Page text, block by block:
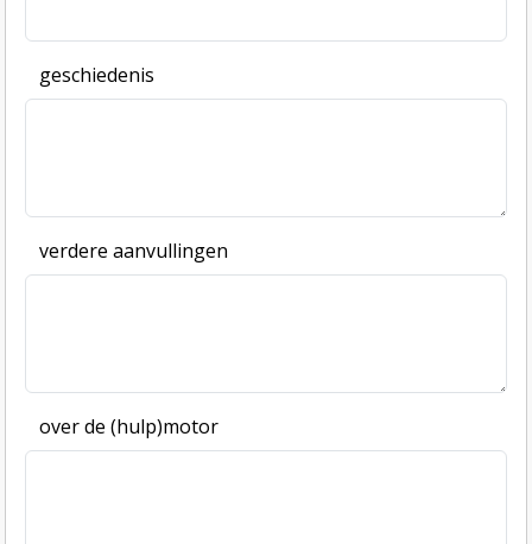
geschiedenis
verdere aanvullingen
over de (hulp)motor